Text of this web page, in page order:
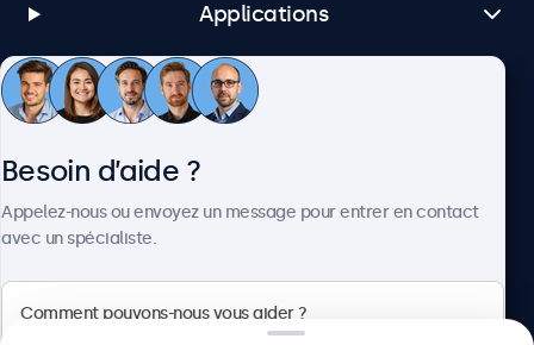
Applications
Service client
Besoin d’aide ?
Appelez-nous ou envoyez un message pour entrer en contact
avec un spécialiste.